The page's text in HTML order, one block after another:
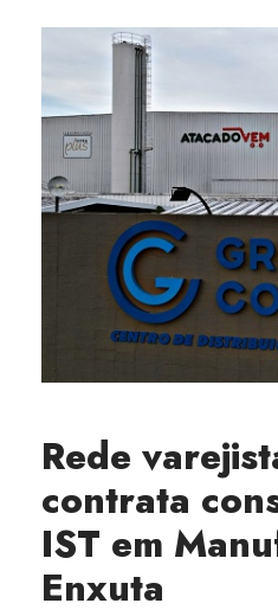
Rede
contrata
IST em
Enxuta